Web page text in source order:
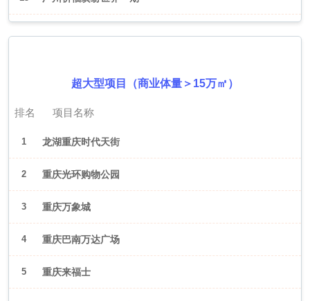
超大型项目（商业体量＞15万㎡）
排名 项目名称
1 龙湖重庆时代天街
2 重庆光环购物公园
3 重庆万象城
4 重庆巴南万达广场
5 重庆来福士